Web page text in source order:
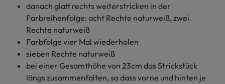
danach glatt rechts weiterstricken in der
Farbreihenfolge: acht Rechte naturweiß, zwei
Rechte naturweiß
Farbfolge vier Mal wiederholen
sieben Rechte naturweiß
bei einer Gesamthöhe von 23cm das Strickstück
längs zusammenfalten, so dass vorne und hinten je